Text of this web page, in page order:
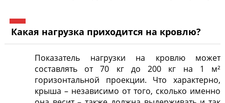
Какая нагрузка приходится на кровлю?
Показатель нагрузки на кровлю может
составлять от 70 кг до 200 кг на 1 м²
горизонтальной проекции. Что характерно,
крыша – независимо от того, сколько именно